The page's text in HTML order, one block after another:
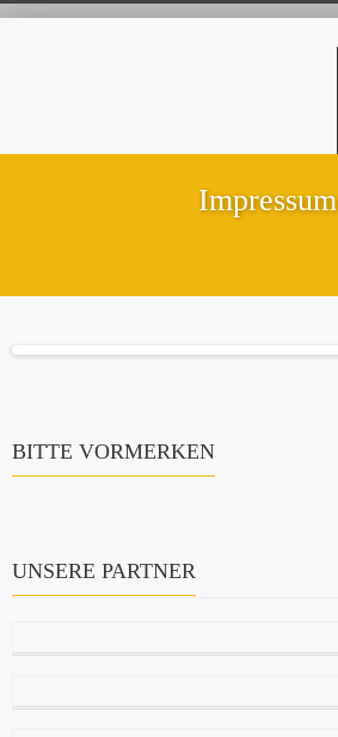
Impressum
BITTE VORMERKEN
UNSERE PARTNER